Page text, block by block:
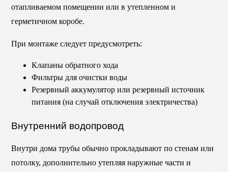
отапливаемом помещении или в утепленном и
герметичном коробе.
При монтаже следует предусмотреть:
Клапаны обратного хода
Фильтры для очистки воды
Резервный аккумулятор или резервный источник
питания (на случай отключения электричества)
Внутренний водопровод
Внутри дома трубы обычно прокладывают по стенам или
потолку, дополнительно утепляя наружные части и